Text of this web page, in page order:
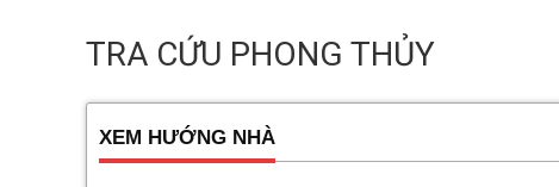
TRA CỨU PHONG THỦY
XEM HƯỚNG NHÀ